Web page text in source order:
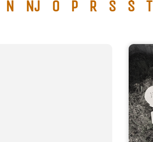
N Nj O P R S Š T